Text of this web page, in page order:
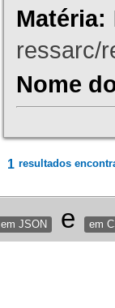
Matéria:
ressarc/
Nome
1 resultados
em JSON e em